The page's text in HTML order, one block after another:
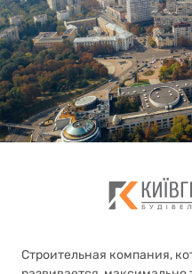
Строительная компания,